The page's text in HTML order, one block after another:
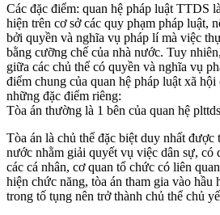
Các đặc điểm: quan hệ pháp luật TTDS
hiện trên cơ sở các quy phạm pháp luật,
bởi quyền và nghĩa vụ pháp lí mà việc
bằng cưỡng chế của nhà nước. Tuy
giữa các chủ thể có quyền và nghĩa vụ
điểm chung của quan hệ pháp luật xã
những đặc điểm riêng:
Tòa án thường là 1 bên của quan hệ
Tòa án là chủ thể đặc biệt duy nhất
nước nhằm giải quyết vụ việc dân sự, có
các cá nhân, cơ quan tổ chức có liên
hiện chức năng, tòa án tham gia vào hầu
trong tố tụng nên trở thành chủ thể chủ